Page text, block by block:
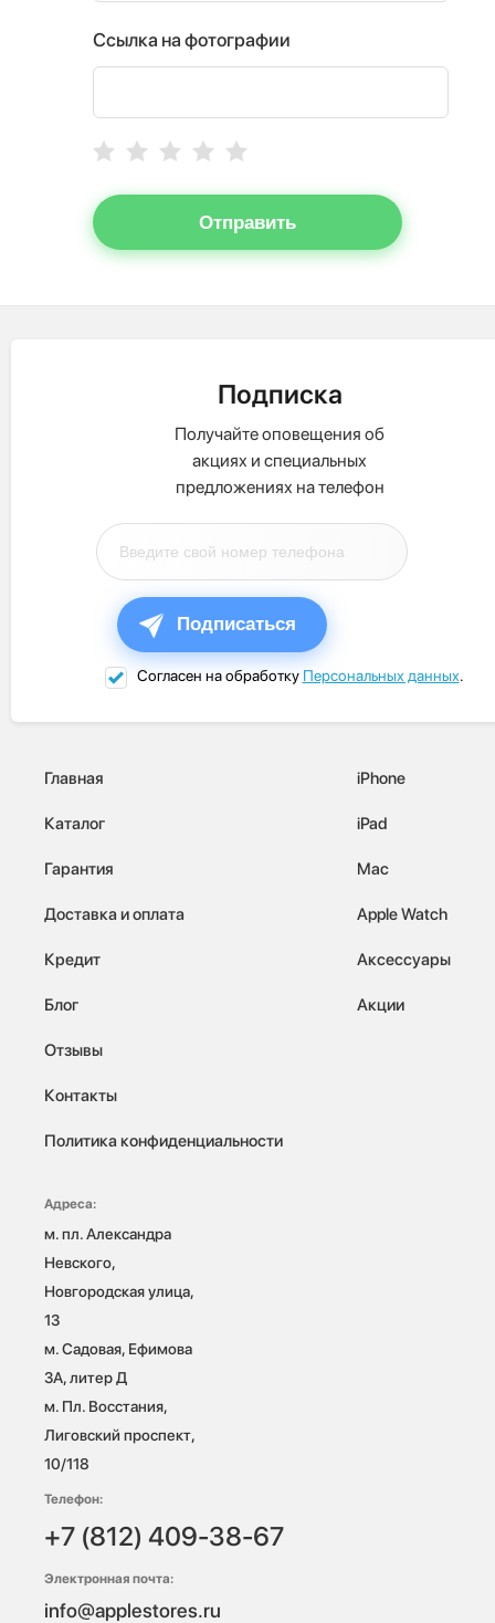
Ссылка на фотографии
Отправить
Подписка
Получайте оповещения об
акциях и специальных
предложениях на телефон
Подписаться
Согласен на обработку Персональных данных.
Главная
Каталог
Гарантия
Доставка и оплата
Кредит
Блог
Отзывы
Контакты
Политика конфиденциальности
iPhone
iPad
Mac
Apple Watch
Аксессуары
Акции
Адреса:
м. пл. Александра
Невского,
Новгородская улица,
13
м. Садовая, Ефимова
3А, литер Д
м. Пл. Восстания,
Лиговский проспект,
10/118
Телефон:
+7 (812) 409-38-67
Электронная почта:
info@applestores.ru